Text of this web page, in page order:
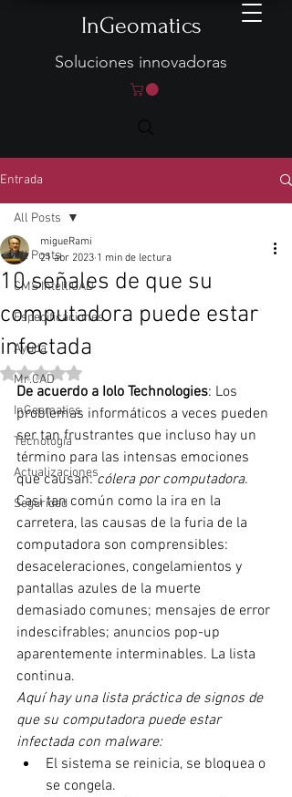
InGeomatics
Soluciones innovadoras
Entrada
All Posts
CMS IntelliCAD
Especificaciones
Ayuda
Mr.CAD
InGeomatics
Tecnología
Actualizaciones
Seguridad
All Posts
10 señales de que su
computadora puede estar
infectada
migueRami
21 abr 2023 1 min de lectura
Obtuvo NaN de 5 estrellas.
De acuerdo a Iolo Technologies: Los
problemas informáticos a veces pueden
ser tan frustrantes que incluso hay un
término para las intensas emociones
que causan: cólera por computadora.
Casi tan común como la ira en la
carretera, las causas de la furia de la
computadora son comprensibles:
desaceleraciones, congelamientos y
pantallas azules de la muerte
demasiado comunes; mensajes de error
indescifrables; anuncios pop-up
aparentemente interminables. La lista
continua.
Aquí hay una lista práctica de signos de
que su computadora puede estar
infectada con malware:
El sistema se reinicia, se bloquea o
se congela.